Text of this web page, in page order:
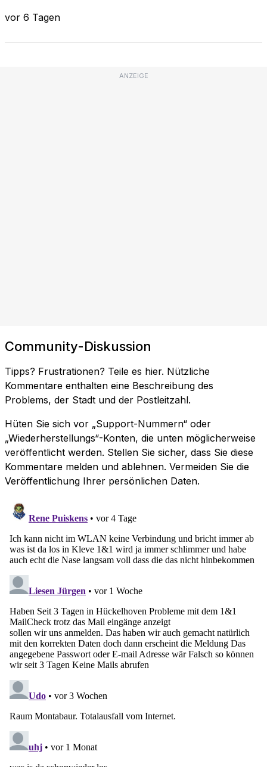
vor 6 Tagen
ANZEIGE
Community-Diskussion
Tipps? Frustrationen? Teile es hier. Nützliche
Kommentare enthalten eine Beschreibung des
Problems, der Stadt und der Postleitzahl.
Hüten Sie sich vor „Support-Nummern“ oder
„Wiederherstellungs“-Konten, die unten möglicherweise
veröffentlicht werden. Stellen Sie sicher, dass Sie diese
Kommentare melden und ablehnen. Vermeiden Sie die
Veröffentlichung Ihrer persönlichen Daten.